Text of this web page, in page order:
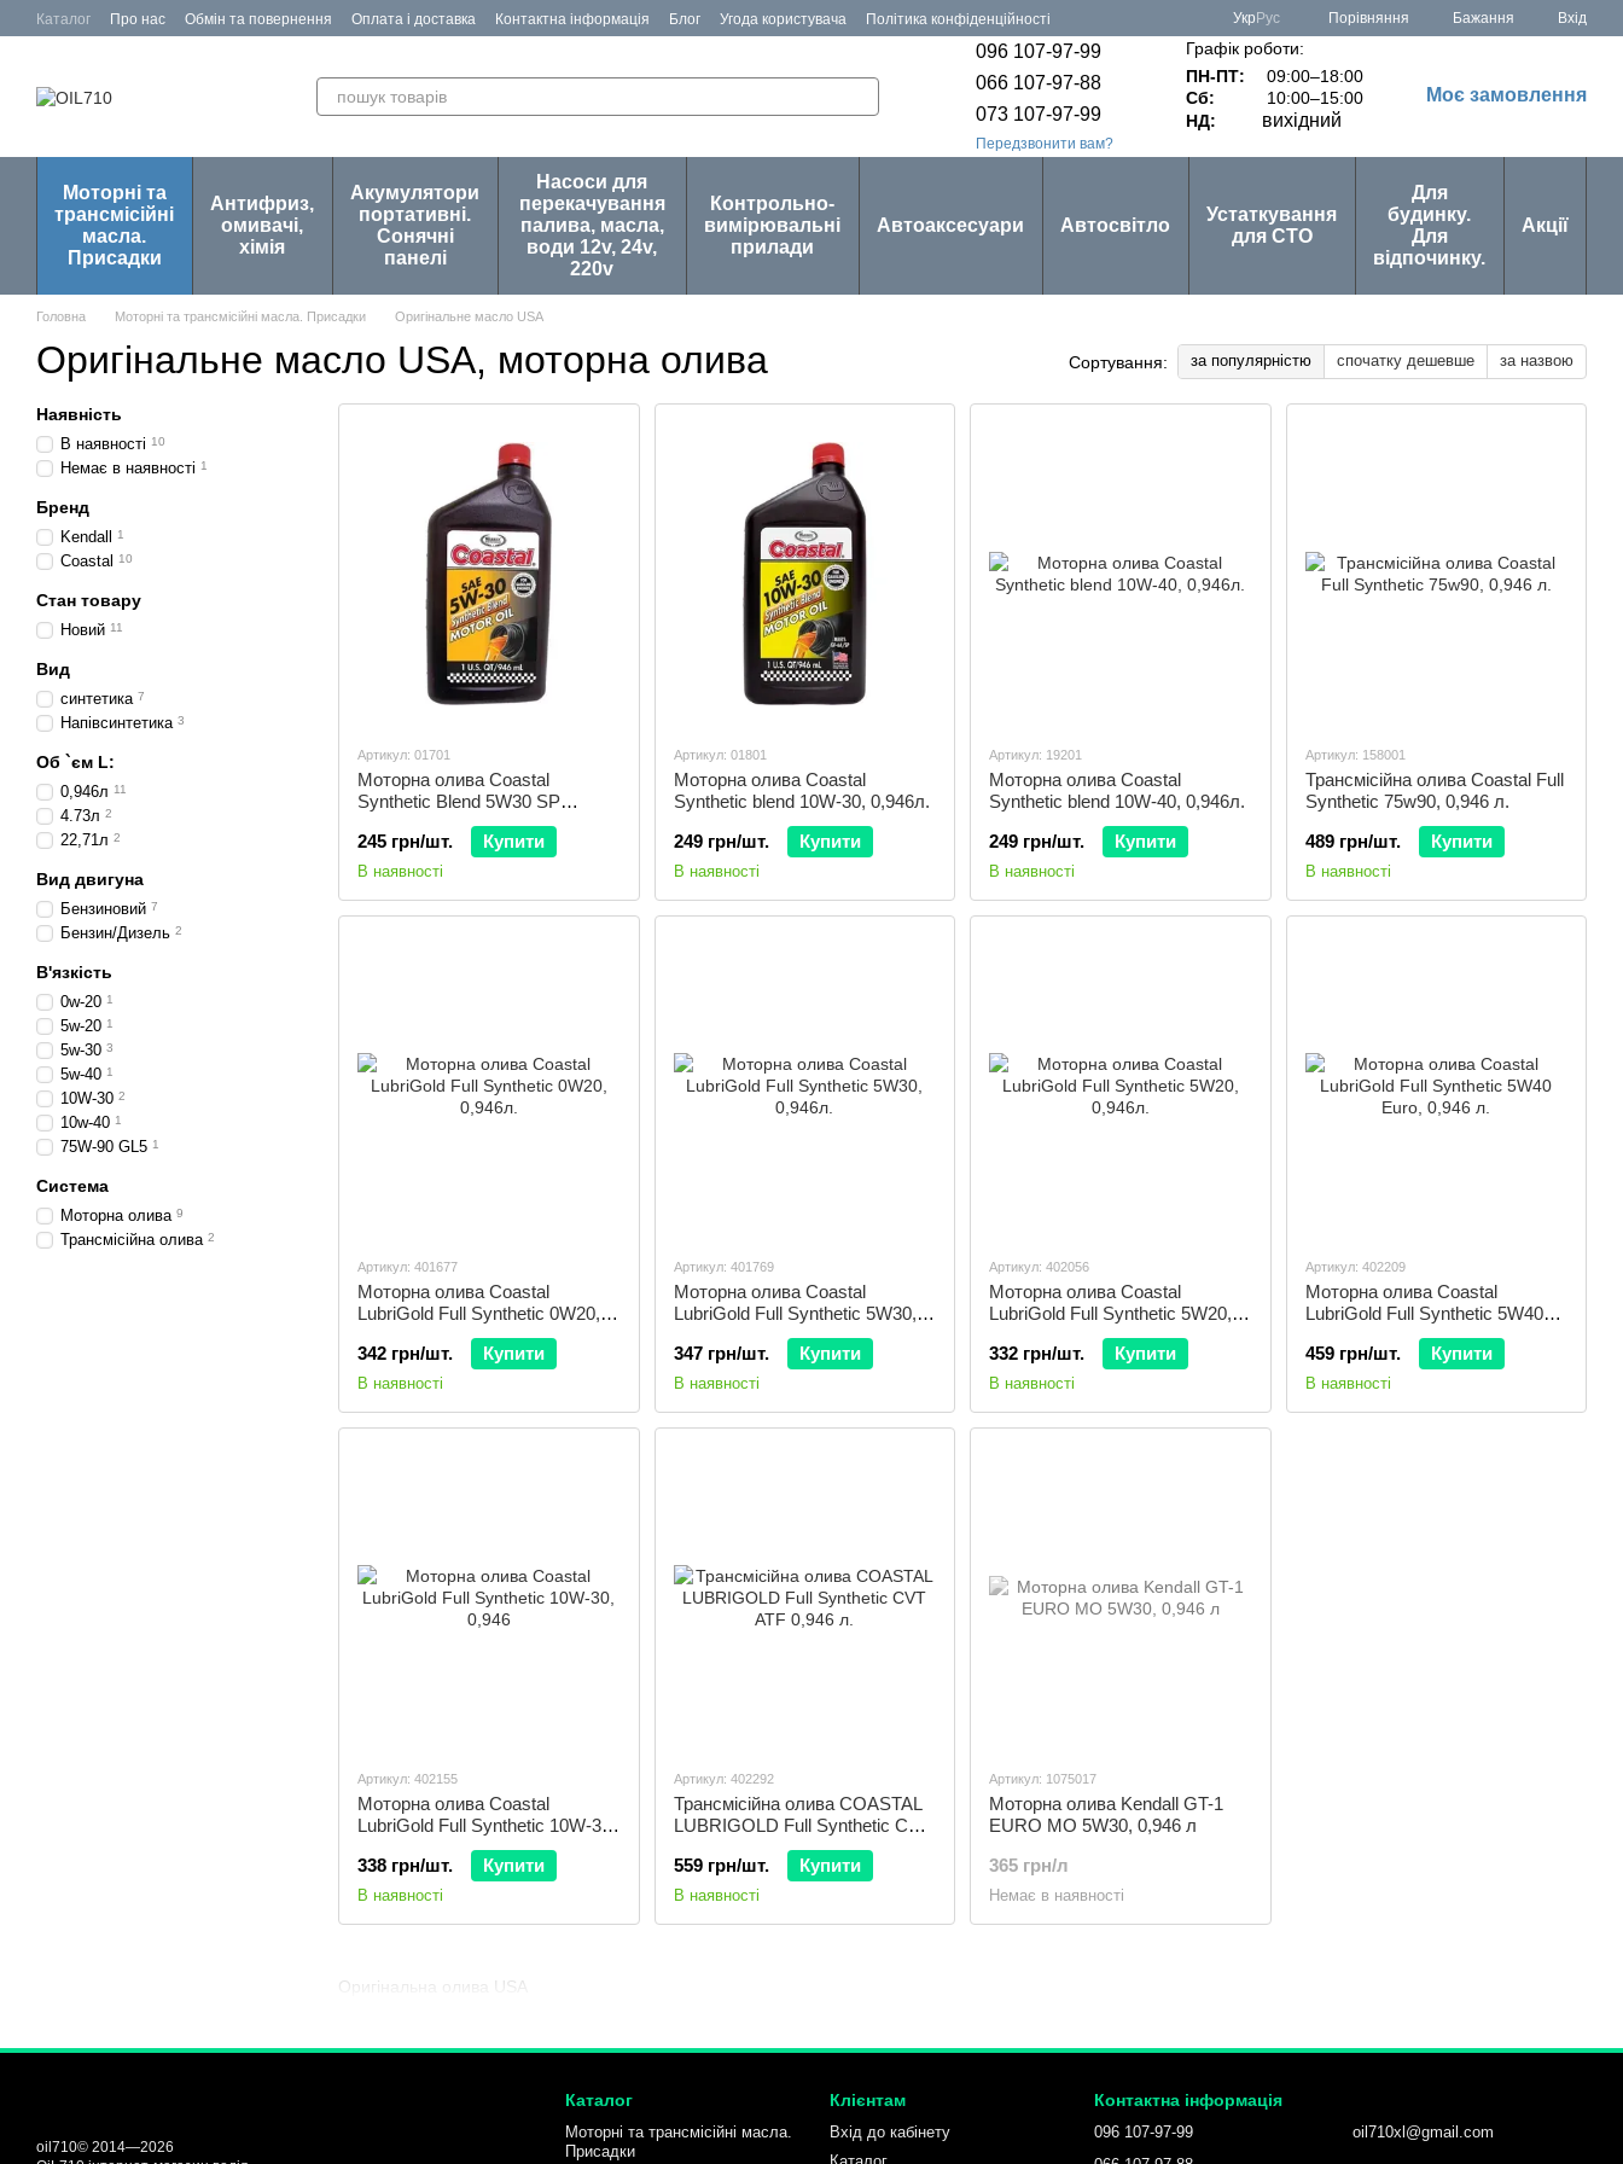
Перейти до основного контенту
Каталог Про нас Обмін та повернення Оплата і доставка Контактна інформація Блог Угода користувача
Політика конфіденційності
Укр Рус Порівняння Бажання Вхід
096 107-97-99
066 107-97-88
073 107-97-99
Передзвонити вам?
Графік роботи:
ПН-ПТ:
09:00–18:00
Сб:
10:00–15:00
НД:
вихідний
Моє замовлення
Моторні та
трансмісійні
масла.
Присадки
Антифриз,
омивачі,
хімія
Акумулятори
портативні.
Сонячні
панелі
Насоси для
перекачування
палива, масла,
води 12v, 24v,
220v
Контрольно-
вимірювальні
прилади
Автоаксесуари Автосвітло
Устаткування
для СТО
Для
будинку.
Для
відпочинку.
Акції
Головна Моторні та трансмісійні масла. Присадки Оригінальне масло USA
Оригінальне масло USA, моторна олива Сортування: за популярністю спочатку дешевше за назвою
Оригінальна олива USA
Артикул: 01701
Моторна олива Coastal
Synthetic Blend 5W30 SP
245 грн/шт.
Купити
В наявності
Артикул: 01801
Моторна олива Coastal
Synthetic blend 10W-30, 0,946л.
249 грн/шт.
Купити
В наявності
Артикул: 19201
Моторна олива Coastal
Synthetic blend 10W-40, 0,946л.
249 грн/шт.
Купити
В наявності
Артикул: 158001
Трансмісійна олива Coastal Full
Synthetic 75w90, 0,946 л.
489 грн/шт.
Купити
В наявності
Артикул: 401677
Моторна олива Coastal
LubriGold Full Synthetic 0W20,
342 грн/шт.
Купити
В наявності
Артикул: 401769
Моторна олива Coastal
LubriGold Full Synthetic 5W30,
347 грн/шт.
Купити
В наявності
Артикул: 402056
Моторна олива Coastal
LubriGold Full Synthetic 5W20,
332 грн/шт.
Купити
В наявності
Артикул: 402209
Моторна олива Coastal
LubriGold Full Synthetic 5W40
459 грн/шт.
Купити
В наявності
Артикул: 402155
Моторна олива Coastal
LubriGold Full Synthetic 10W-30,
338 грн/шт.
Купити
В наявності
Артикул: 402292
Трансмісійна олива COASTAL
LUBRIGOLD Full Synthetic CVT
559 грн/шт.
Купити
В наявності
Артикул: 1075017
Моторна олива Kendall GT-1
EURO MO 5W30, 0,946 л
365 грн/л
Немає в наявності
Наявність
В наявності 10
Немає в наявності 1
Бренд
Kendall 1
Coastal 10
Стан товару
Новий 11
Вид
синтетика 7
Напівсинтетика 3
Об `єм L:
0,946л 11
4.73л 2
22,71л 2
Вид двигуна
Бензиновий 7
Бензин/Дизель 2
В'язкість
0w-20 1
5w-20 1
5w-30 3
5w-40 1
10W-30 2
10w-40 1
75W-90 GL5 1
Система
Моторна олива 9
Трансмісійна олива 2
oil710© 2014—2026
Каталог
Моторні та трансмісійні масла.
Присадки
Клієнтам
Вхід до кабінету
Контактна інформація
096 107-97-99
oil710xl@gmail.com